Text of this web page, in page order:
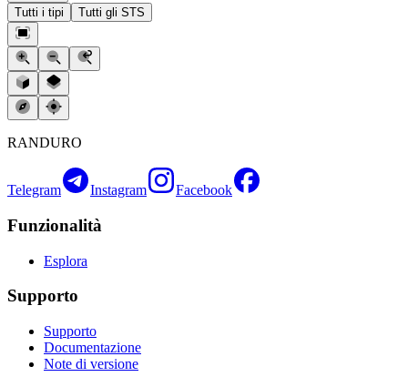
Tutti i tipi
Tutti gli STS
RANDURO
Telegram Instagram Facebook
Funzionalità
Esplora
Supporto
Supporto
Documentazione
Note di versione